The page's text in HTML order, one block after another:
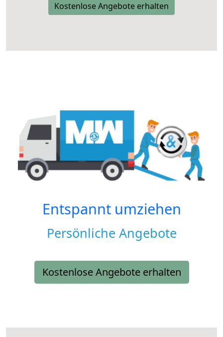
Kostenlose Angebote erhalten
Entspannt umziehen
Persönliche Angebote
Kostenlose Angebote erhalten